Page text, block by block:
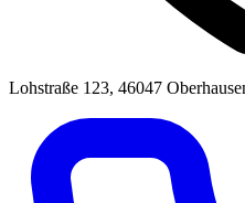
Lohstraße 123, 46047